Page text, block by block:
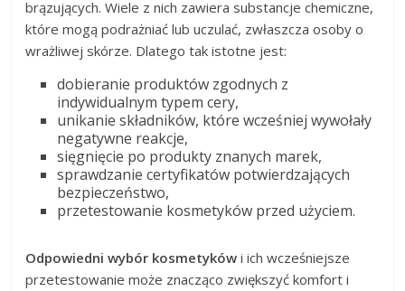
brązujących. Wiele z nich zawiera substancje chemiczne,
które mogą podrażniać lub uczulać, zwłaszcza osoby o
wrażliwej skórze. Dlatego tak istotne jest:
dobieranie produktów zgodnych z
indywidualnym typem cery,
unikanie składników, które wcześniej wywołały
negatywne reakcje,
sięgnięcie po produkty znanych marek,
sprawdzanie certyfikatów potwierdzających
bezpieczeństwo,
przetestowanie kosmetyków przed użyciem.
Odpowiedni wybór kosmetyków i ich wcześniejsze
przetestowanie może znacząco zwiększyć komfort i